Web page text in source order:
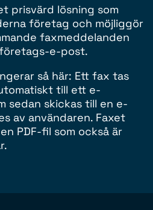
prisvärd lösning som
företag och möjliggör
faxmeddelanden
e-post.
så här: Ett fax tas
till ett e-
sedan skickas till en e-
av användaren. Faxet
PDF-fil som också är